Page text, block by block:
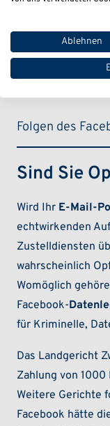
betroffen? Wir
Folgen des
Sind Sie
Wird Ihr E-Mail-
echtwirkenden
Zustelldiensten
wahrscheinlich
Womöglich
Facebook-
für Kriminelle,
Das Landgericht
Zahlung von
Weitere Gerichte
Facebook hätte
Ablehnen